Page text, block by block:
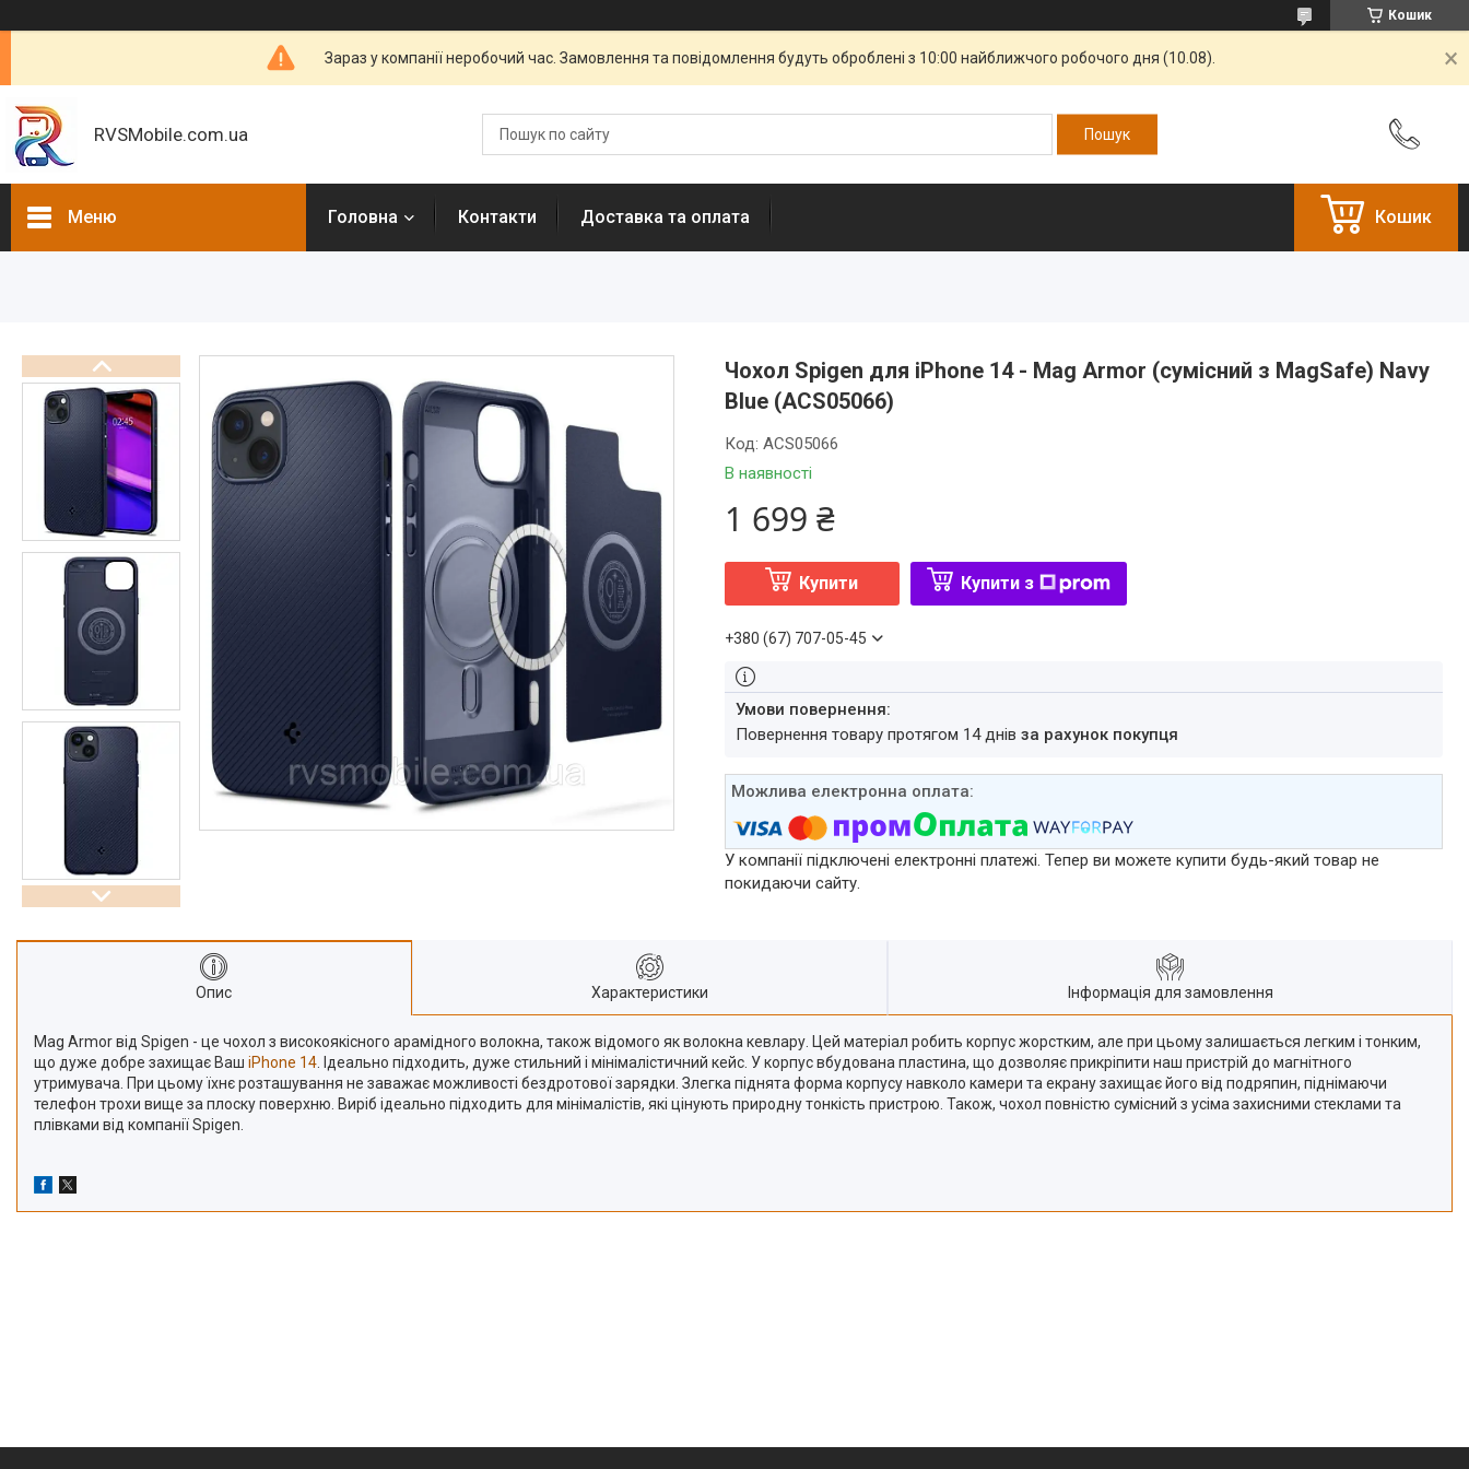
Кошик
Зараз у компанії неробочий час. Замовлення та повідомлення будуть оброблені з 10:00 найближчого робочого дня (10.08).
RVSMobile.com.ua
Меню Головна Контакти Доставка та оплата Кошик
Чохол Spigen для iPhone 14 - Mag Armor (сумісний з MagSafe) Navy
Blue (ACS05066)
В наявності
Код: ACS05066
1 699 ₴
Купити Купити з
+380 (67) 707-05-45
повернення товару протягом 14 днів за рахунок покупця
У компанії підключені електронні платежі. Тепер ви можете купити будь-який товар не
покидаючи сайту.
Опис Характеристики Інформація для замовлення
Mag Armor від Spigen - це чохол з високоякісного арамідного волокна, також відомого як волокна кевлару. Цей матеріал робить корпус жорстким, але при цьому залишається легким і тонким,
що дуже добре захищає Ваш iPhone 14 . Ідеально підходить, дуже стильний і мінімалістичний кейс. У корпус вбудована пластина, що дозволяє прикріпити наш пристрій до магнітного
утримувача. При цьому їхнє розташування не заважає можливості бездротової зарядки. Злегка піднята форма корпусу навколо камери та екрану захищає його від подряпин, піднімаючи
телефон трохи вище за плоску поверхню. Виріб ідеально підходить для мінімалістів, які цінують природну тонкість пристрою. Також, чохол повністю сумісний з усіма захисними стеклами та
плівками від компанії Spigen.